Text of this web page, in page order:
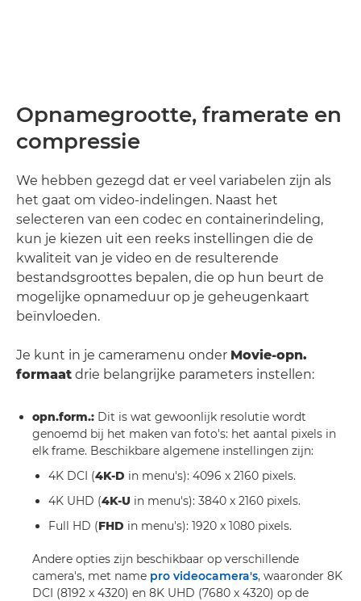
Opnamegrootte, framerate en
compressie
We hebben gezegd dat er veel variabelen zijn als
het gaat om video-indelingen. Naast het
selecteren van een codec en containerindeling,
kun je kiezen uit een reeks instellingen die de
kwaliteit van je video en de resulterende
bestandsgroottes bepalen, die op hun beurt de
mogelijke opnameduur op je geheugenkaart
beïnvloeden.
Je kunt in je cameramenu onder Movie-opn.
formaat drie belangrijke parameters instellen:
opn.form.: Dit is wat gewoonlijk resolutie wordt
genoemd bij het maken van foto's: het aantal pixels in
elk frame. Beschikbare algemene instellingen zijn:
4K DCI (4K-D in menu's): 4096 x 2160 pixels.
4K UHD (4K-U in menu's): 3840 x 2160 pixels.
Full HD (FHD in menu's): 1920 x 1080 pixels.
Andere opties zijn beschikbaar op verschillende
camera's, met name pro videocamera's, waaronder 8K
DCI (8192 x 4320) en 8K UHD (7680 x 4320) op de